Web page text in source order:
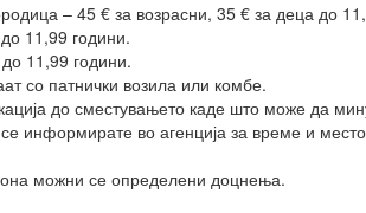
– 45 € за возрасни, 35 € за деца до
11,99 години.
11,99 години.
со патнички возила или комбе.
до сместувањето каде што може да
во агенција за време и
можни се определени доцнења.